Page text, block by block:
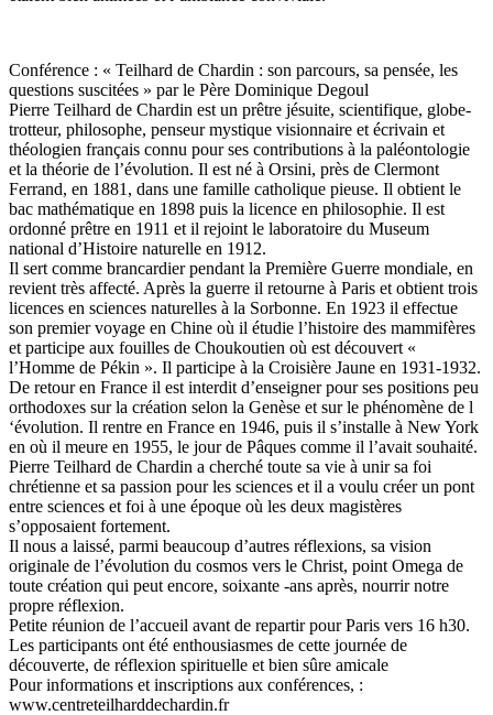
Conférence : « Teilhard de Chardin : son parcours, sa pensée, les
questions suscitées » par le Père Dominique Degoul
Pierre Teilhard de Chardin est un prêtre jésuite, scientifique, globe-
trotteur, philosophe, penseur mystique visionnaire et écrivain et
théologien français connu pour ses contributions à la paléontologie
et la théorie de l’évolution. Il est né à Orsini, près de Clermont
Ferrand, en 1881, dans une famille catholique pieuse. Il obtient le
bac mathématique en 1898 puis la licence en philosophie. Il est
ordonné prêtre en 1911 et il rejoint le laboratoire du Museum
national d’Histoire naturelle en 1912.
Il sert comme brancardier pendant la Première Guerre mondiale, en
revient très affecté. Après la guerre il retourne à Paris et obtient trois
licences en sciences naturelles à la Sorbonne. En 1923 il effectue
son premier voyage en Chine où il étudie l’histoire des mammifères
et participe aux fouilles de Choukoutien où est découvert «
l’Homme de Pékin ». Il participe à la Croisière Jaune en 1931-1932.
De retour en France il est interdit d’enseigner pour ses positions peu
orthodoxes sur la création selon la Genèse et sur le phénomène de l
‘évolution. Il rentre en France en 1946, puis il s’installe à New York
en où il meure en 1955, le jour de Pâques comme il l’avait souhaité.
Pierre Teilhard de Chardin a cherché toute sa vie à unir sa foi
chrétienne et sa passion pour les sciences et il a voulu créer un pont
entre sciences et foi à une époque où les deux magistères
s’opposaient fortement.
Il nous a laissé, parmi beaucoup d’autres réflexions, sa vision
originale de l’évolution du cosmos vers le Christ, point Omega de
toute création qui peut encore, soixante -ans après, nourrir notre
propre réflexion.
Petite réunion de l’accueil avant de repartir pour Paris vers 16 h30.
Les participants ont été enthousiasmes de cette journée de
découverte, de réflexion spirituelle et bien sûre amicale
Pour informations et inscriptions aux conférences, :
www.centreteilharddechardin.fr